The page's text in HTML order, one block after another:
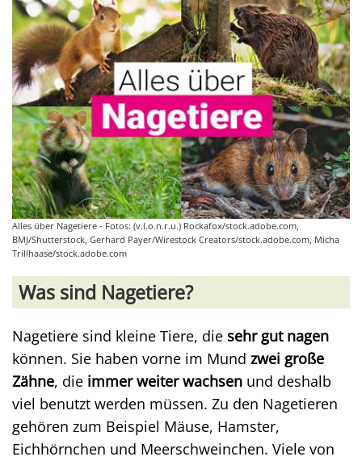
Alles über Nagetiere - Fotos: (v.l.o.n.r.u.) Rockafox/stock.adobe.com,
BMJ/Shutterstock, Gerhard Payer/Wirestock Creators/stock.adobe.com, Micha
Trillhaase/stock.adobe.com
Was sind Nagetiere?
Nagetiere sind kleine Tiere, die sehr gut nagen
können. Sie haben vorne im Mund zwei große
Zähne, die immer weiter wachsen und deshalb
viel benutzt werden müssen. Zu den Nagetieren
gehören zum Beispiel Mäuse, Hamster,
Eichhörnchen und Meerschweinchen. Viele von